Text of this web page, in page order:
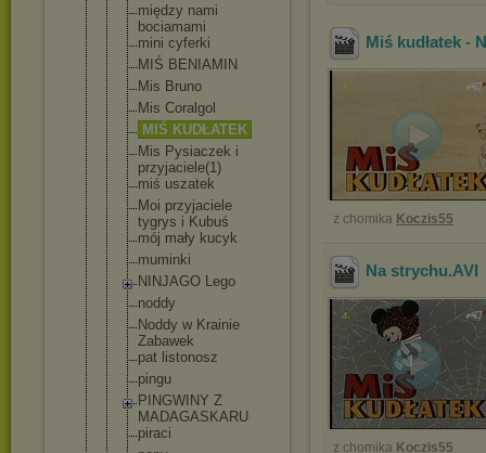
między nami
bociamami
mini cyferki
MIŚ BENIAMIN
Mis Bruno
Mis Coralgol
MIŚ KUDŁATEK
Mis Pysiaczek i
przyjaciele(1)
miś uszatek
Moi przyjaciele
tygrys i Kubuś
mój mały kucyk
muminki
NINJAGO Lego
noddy
Noddy w Krainie
Zabawek
pat listonosz
pingu
PINGWINY Z
MADAGASKARU
piraci
Miś kudłatek -
z chomika Koczis55
Na strychu.AVI
z chomika Koczis55